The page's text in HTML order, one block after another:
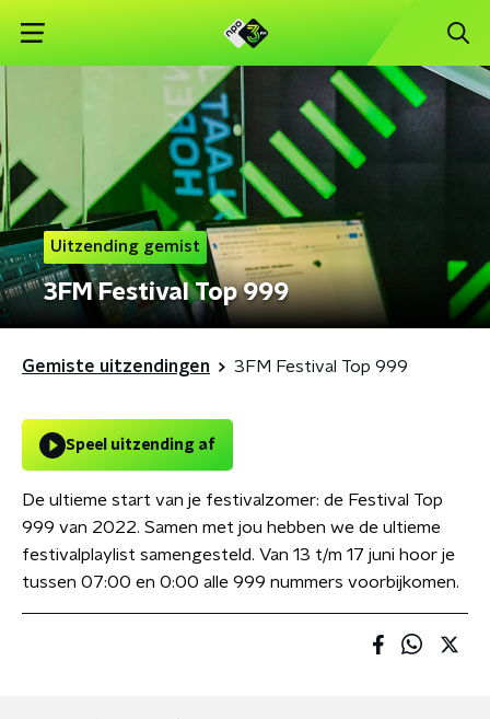
Uitzending gemist
3FM Festival Top 999
Gemiste uitzendingen 3FM Festival Top 999
Speel uitzending af
De ultieme start van je festivalzomer: de Festival Top
999 van 2022. Samen met jou hebben we de ultieme
festivalplaylist samengesteld. Van 13 t/m 17 juni hoor je
tussen 07:00 en 0:00 alle 999 nummers voorbijkomen.